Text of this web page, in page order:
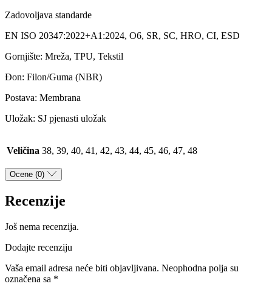
Zadovoljava standarde
EN ISO 20347:2022+A1:2024, O6, SR, SC, HRO, CI, ESD
Gornjište: Mreža, TPU, Tekstil
Đon: Filon/Guma (NBR)
Postava: Membrana
Uložak: SJ pjenasti uložak
Veličina 38, 39, 40, 41, 42, 43, 44, 45, 46, 47, 48
Ocene (0)
Recenzije
Još nema recenzija.
Dodajte recenziju
Vaša email adresa neće biti objavljivana. Neophodna polja su
označena sa *